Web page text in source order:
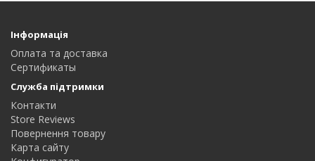
Інформація
Оплата та доставка
Сертификаты
Служба підтримки
Контакти
Store Reviews
Повернення товару
Карта сайту